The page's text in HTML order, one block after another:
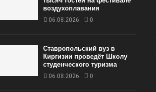
воздухоплавания
06.08.2026 0
Ставропольский вуз в
Киргизии проведёт Школу
студенческого туризма
06.08.2026 0